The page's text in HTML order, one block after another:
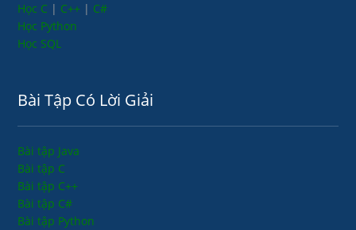
Học C | C++ | C#
Học Python
Học SQL
Bài Tập Có Lời Giải
Bài tập Java
Bài tập C
Bài tập C++
Bài tập C#
Bài tập Python